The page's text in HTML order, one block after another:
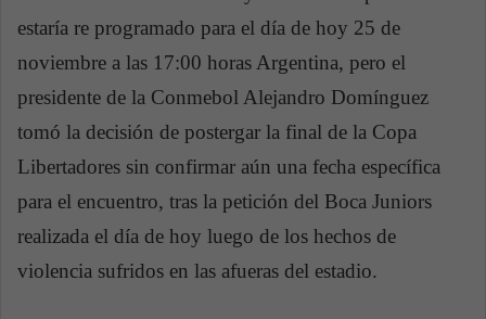
estaría re programado para el día de hoy 25 de
noviembre a las 17:00 horas Argentina, pero el
presidente de la Conmebol Alejandro Domínguez
tomó la decisión de postergar la final de la Copa
Libertadores sin confirmar aún una fecha específica
para el encuentro, tras la petición del Boca Juniors
realizada el día de hoy luego de los hechos de
violencia sufridos en las afueras del estadio.